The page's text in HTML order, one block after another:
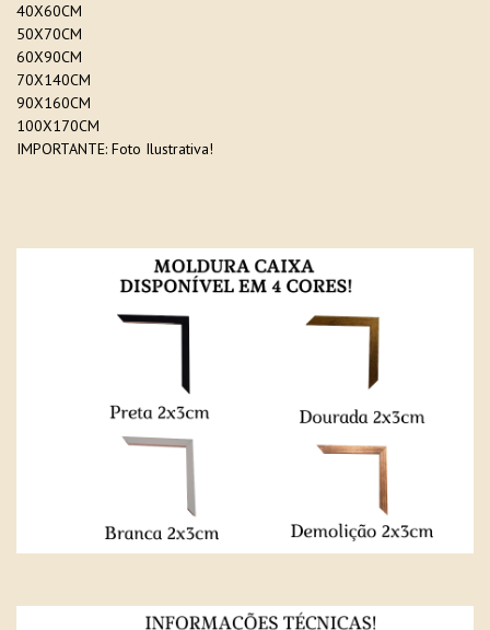
40X60CM
50X70CM
60X90CM
70X140CM
90X160CM
100X170CM
IMPORTANTE: Foto Ilustrativa!